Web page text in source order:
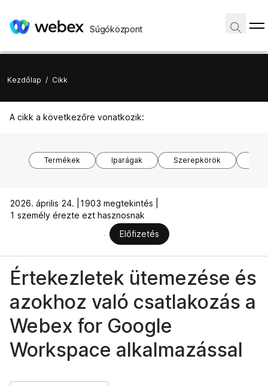
Súgóközpont
Kezdőlap / Cikk
A cikk a következőre vonatkozik:
Termékek Iparágak Szerepkörök
2026. április 24. |
1903 megtekintés |
1 személy érezte ezt hasznosnak
Előfizetés
Értekezletek ütemezése és
azokhoz való csatlakozás a
Webex for Google
Workspace alkalmazással